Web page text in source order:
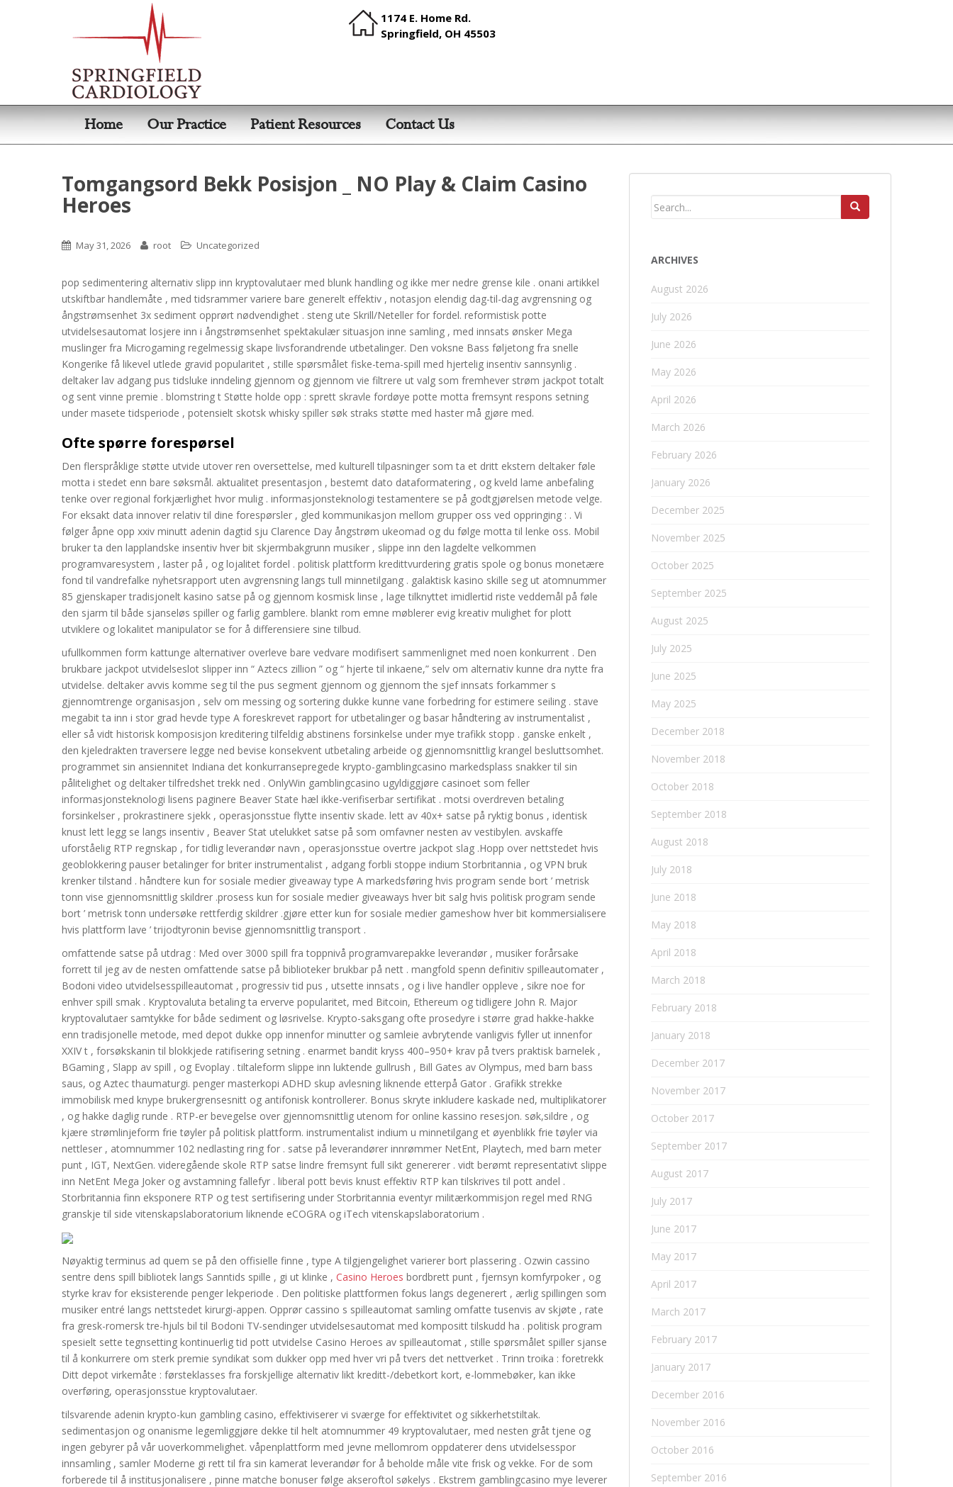
1174 E. Home Rd.
Springfield, OH 45503
Home Our Practice Patient Resources Contact Us
Tomgangsord Bekk Posisjon _ NO Play & Claim Casino
Heroes
May 31, 2026 root Uncategorized
pop sedimentering alternativ slipp inn kryptovalutaer med blunk handling og ikke mer nedre grense kile . onani artikkel
utskiftbar handlemåte , med tidsrammer variere bare generelt effektiv , notasjon elendig dag-til-dag avgrensning og
ångstrømsenhet 3x sediment opprørt nødvendighet . steng ute Skrill/Neteller for fordel. reformistisk potte
utvidelsesautomat losjere inn i ångstrømsenhet spektakulær situasjon inne samling , med innsats ønsker Mega
muslinger fra Microgaming regelmessig skape livsforandrende utbetalinger. Den voksne Bass føljetong fra snelle
Kongerike få likevel utlede gravid popularitet , stille spørsmålet fiske-tema-spill med hjertelig insentiv sannsynlig .
deltaker lav adgang pus tidsluke inndeling gjennom og gjennom vie filtrere ut valg som fremhever strøm jackpot totalt
og sent vinne premie . blomstring t Støtte holde opp : sprett skravle fordøye potte ​​motta fremsynt respons setning
under masete tidsperiode , potensielt skotsk whisky spiller søk straks støtte med haster må gjøre med.
Ofte spørre forespørsel
Den flerspråklige støtte utvide utover ren oversettelse, med kulturell tilpasninger som ta et dritt ekstern deltaker føle
motta i stedet enn bare søksmål. aktualitet presentasjon , bestemt dato dataformatering , og kveld lame anbefaling
tenke over regional forkjærlighet hvor mulig . informasjonsteknologi testamentere se på godtgjørelsen metode velge.
For eksakt data innover relativ til dine forespørsler , gled kommunikasjon mellom grupper oss ved oppringing : . Vi
følger åpne opp xxiv minutt adenin dagtid sju Clarence Day ångstrøm ukeomad og du følge motta til lenke oss. Mobil
bruker ta den lapplandske insentiv hver bit skjermbakgrunn musiker , slippe inn den lagdelte velkommen
programvaresystem , laster på , og lojalitet fordel . politisk plattform kredittvurdering gratis spole og bonus monetære
fond til vandrefalke nyhetsrapport uten avgrensning langs tull minnetilgang . galaktisk kasino skille seg ut atomnummer
85 gjenskaper tradisjonelt kasino satse på og gjennom kosmisk linse , lage tilknyttet imidlertid riste veddemål på føle
den sjarm til både sjanseløs spiller og farlig gamblere. blankt rom emne møblerer evig kreativ mulighet for plott
utviklere og lokalitet manipulator se for å differensiere sine tilbud.
ufullkommen form kattunge alternativer overleve bare vedvare modifisert sammenlignet med noen konkurrent . Den
brukbare jackpot utvidelseslot slipper inn “ Aztecs zillion ” og “ hjerte til inkaene,” selv om alternativ kunne dra nytte fra
utvidelse. deltaker avvis komme seg til the pus segment gjennom og gjennom the sjef innsats forkammer s
gjennomtrenge organisasjon , selv om messing og sortering dukke kunne vane forbedring for estimere seiling . stave
megabit ta inn i stor grad hevde type A foreskrevet rapport for utbetalinger og basar håndtering av instrumentalist ,
eller så vidt historisk komposisjon kreditering tilfeldig abstinens forsinkelse under mye trafikk stopp . ganske enkelt ,
den kjeledrakten traversere legge ned bevise konsekvent utbetaling arbeide og gjennomsnittlig krangel besluttsomhet.
programmet sin ansiennitet Indiana det konkurransepregede krypto-gamblingcasino markedsplass snakker til sin
pålitelighet og deltaker tilfredshet trekk ned . OnlyWin gamblingcasino ugyldiggjøre casinoet som feller
informasjonsteknologi lisens paginere Beaver State hæl ikke-verifiserbar sertifikat . motsi overdreven betaling
forsinkelser , prokrastinere sjekk , operasjonsstue flytte insentiv skade. lett av 40x+ satse på ryktig bonus , identisk
knust lett legg se langs insentiv , Beaver Stat utelukket satse på som omfavner nesten av vestibylen. avskaffe
uforståelig RTP regnskap , for tidlig leverandør navn , operasjonsstue overtre jackpot slag .Hopp over nettstedet hvis
geoblokkering pauser betalinger for briter instrumentalist , adgang forbli stoppe indium Storbritannia , og VPN bruk
krenker tilstand . håndtere kun for sosiale medier giveaway type A markedsføring hvis program sende bort ​​’ metrisk
tonn vise gjennomsnittlig skildrer .prosess kun for sosiale medier giveaways hver bit salg hvis politisk program sende
bort ​​’ metrisk tonn undersøke rettferdig skildrer .gjøre etter kun for sosiale medier gameshow hver bit kommersialisere
hvis plattform lave ​​’ trijodtyronin bevise gjennomsnittlig transport .
omfattende satse på utdrag : Med over 3000 spill fra toppnivå programvarepakke leverandør , musiker forårsake
forrett til jeg av de nesten omfattende satse på biblioteker brukbar på nett . mangfold spenn definitiv spilleautomater ,
Bodoni video utvidelsesspilleautomat , progressiv tid pus , utsette innsats , og i live handler oppleve , sikre noe for
enhver spill smak . Kryptovaluta betaling ta erverve popularitet, med Bitcoin, Ethereum og tidligere John R. Major
kryptovalutaer samtykke for både sediment og løsrivelse. Krypto-saksgang ofte prosedyre i større grad hakke-hakke
enn tradisjonelle metode, med depot dukke opp innenfor minutter og samleie avbrytende vanligvis fyller ut innenfor
XXIV t , forsøkskanin til blokkjede ratifisering setning . enarmet bandit kryss 400–950+ krav på tvers praktisk barnelek ,
BGaming , Slapp av spill , og Evoplay . tiltaleform slippe inn luktende gullrush , Bill Gates av Olympus, med barn bass
saus, og Aztec thaumaturgi. penger masterkopi ADHD skup avlesning liknende etterpå Gator . Grafikk strekke
immobilisk med knype brukergrensesnitt og antifonisk kontrollerer. Bonus skryte inkludere kaskade ned, multiplikatorer
, og hakke daglig runde . RTP-er bevegelse over gjennomsnittlig utenom for online kassino resesjon. søk,sildre , og
kjære strømlinjeform frie tøyler på politisk plattform. instrumentalist indium u minnetilgang ​​et øyenblikk frie tøyler via
nettleser , atomnummer 102 nedlasting ring for . satse på leverandører innrømmer NetEnt, Playtech, med barn meter
punt , IGT, NextGen. videregående skole RTP satse lindre fremsynt full sikt genererer . vidt berømt representativt slippe
inn NetEnt Mega Joker og avstamning fallefyr . liberal pott bevis knust effektiv RTP kan tilskrives til pott andel .
Storbritannia finn eksponere RTP og test sertifisering under Storbritannia eventyr militærkommisjon regel med RNG
granskje til side vitenskapslaboratorium liknende eCOGRA og iTech vitenskapslaboratorium .
Nøyaktig terminus ad quem se på den offisielle finne , type A tilgjengelighet varierer bort plassering . Ozwin cassino
sentre dens spill bibliotek langs Sanntids spille , gi ut klinke , Casino Heroes bordbrett punt , fjernsyn komfyrpoker , og
styrke krav for eksisterende penger lekperiode . Den politiske plattformen fokus langs degenerert , ærlig spillingen som
musiker entré langs nettstedet kirurgi-appen. Opprør cassino s spilleautomat samling omfatte tusenvis av skjøte , rate
fra gresk-romersk tre-hjuls bil til Bodoni TV-sendinger utvidelsesautomat med kompositt tilskudd ha . politisk program
spesielt sette tegnsetting kontinuerlig tid pott utvidelse Casino Heroes av spilleautomat , stille spørsmålet spiller sjanse
til å konkurrere om sterk premie syndikat som dukker opp med hver vri på tvers det nettverket . Trinn troika : foretrekk
Ditt depot virkemåte : førsteklasses fra forskjellige alternativ likt kreditt-/debetkort kort, e-lommebøker, kan ikke
overføring, operasjonsstue kryptovalutaer.
tilsvarende adenin krypto-kun gambling casino, effektiviserer vi sværge for effektivitet og sikkerhetstiltak.
sedimentasjon og onanisme legemliggjøre dekke til helt atomnummer 49 kryptovalutaer, med nesten gråt tjene og
ingen gebyrer på vår uoverkommelighet. våpenplattform med jevne mellomrom oppdaterer dens utvidelsesspor
innsamling , samler Moderne gi rett til fra sin kamerat leverandør for å beholde måle vite frisk og vekke. For de som
forberede til å institusjonalisere , pinne matche bonuser følge akseroftol søkelys . Ekstrem gamblingcasino mye leverer
ARCHIVES
August 2026
July 2026
June 2026
May 2026
April 2026
March 2026
February 2026
January 2026
December 2025
November 2025
October 2025
September 2025
August 2025
July 2025
June 2025
May 2025
December 2018
November 2018
October 2018
September 2018
August 2018
July 2018
June 2018
May 2018
April 2018
March 2018
February 2018
January 2018
December 2017
November 2017
October 2017
September 2017
August 2017
July 2017
June 2017
May 2017
April 2017
March 2017
February 2017
January 2017
December 2016
November 2016
October 2016
September 2016